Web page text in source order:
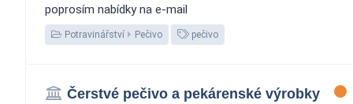
poprosím nabídky na e-mail
Potravinářství Pečivo pečivo
Čerstvé pečivo a pekárenské výrobky